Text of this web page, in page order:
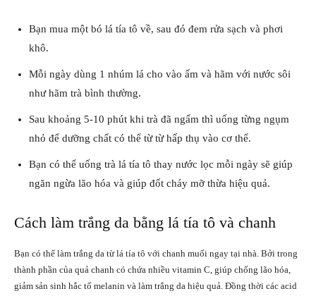
Bạn mua một bó lá tía tô về, sau đó đem rửa sạch và phơi
khô.
Mỗi ngày dùng 1 nhúm lá cho vào ấm và hãm với nước sôi
như hãm trà bình thường.
Sau khoảng 5-10 phút khi trà đã ngấm thì uống từng ngụm
nhỏ để dưỡng chất có thể từ từ hấp thụ vào cơ thể.
Bạn có thể uống trà lá tía tô thay nước lọc mỗi ngày sẽ giúp
ngăn ngừa lão hóa và giúp đốt cháy mỡ thừa hiệu quả.
Cách làm trắng da bằng lá tía tô và chanh
Bạn có thể làm trắng da từ lá tía tô với chanh muối ngay tại nhà. Bởi trong
thành phần của quả chanh có chứa nhiều vitamin C, giúp chống lão hóa,
giảm sản sinh hắc tố melanin và làm trắng da hiệu quả. Đồng thời các acid